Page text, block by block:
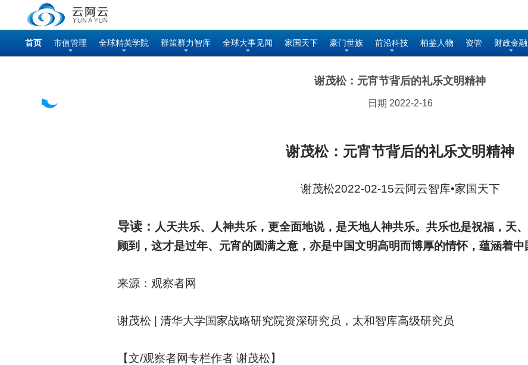
首页 市值管理 全球精英学院 群策群力智库 全球大事见闻 家国天下 豪门世族 前沿科技 柏鉴人物 资管 财政金融
谢茂松：元宵节背后的礼乐文明精神
日期 2022-2-16
谢茂松：元宵节背后的礼乐文明精神
谢茂松2022-02-15云阿云智库•家国天下
导读： 人天共乐、人神共乐，更全面地说，是天地人神共乐。共乐也是祝福，天
顾到，这才是过年、元宵的圆满之意，亦是中国文明高明而博厚的情怀，蕴涵着中
来源：观察者网
谢茂松 | 清华大学国家战略研究院资深研究员，太和智库高级研究员
【文/观察者网专栏作者 谢茂松】